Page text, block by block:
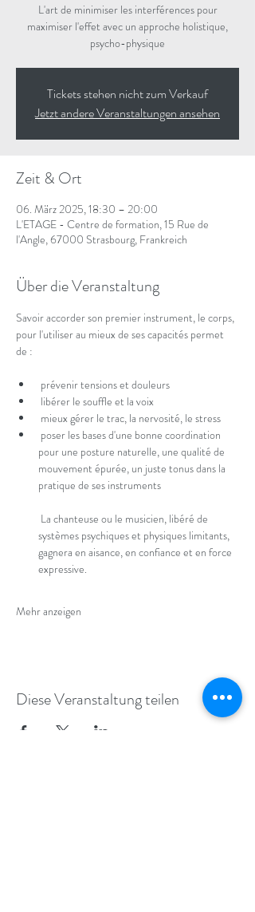
L'art de minimiser les interférences pour
maximiser l'effet avec un approche holistique,
psycho-physique
Tickets stehen nicht zum Verkauf
Jetzt andere Veranstaltungen ansehen
Zeit & Ort
06. März 2025, 18:30 – 20:00
L'ETAGE - Centre de formation, 15 Rue de
l'Angle, 67000 Strasbourg, Frankreich
Über die Veranstaltung
Savoir accorder son premier instrument, le corps,
pour l'utiliser au mieux de ses capacités permet
de :
prévenir tensions et douleurs
libérer le souffle et la voix
mieux gérer le trac, la nervosité, le stress
poser les bases d'une bonne coordination
pour une posture naturelle, une qualité de
mouvement épurée, un juste tonus dans la
pratique de ses instruments
systèmes psychiques et physiques limitants,
gagnera en aisance, en confiance et en force
expressive.
Mehr anzeigen
Diese Veranstaltung teilen